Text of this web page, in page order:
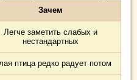
Зачем
Легче заметить слабых и
нестандартных
птица редко радует потом